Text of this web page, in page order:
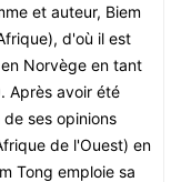
et auteur, Biem
d'où il est
Norvège en tant
Après avoir été
ses opinions
de l'Ouest) en
Tong emploie sa